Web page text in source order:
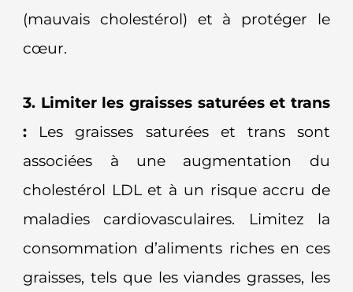
(mauvais cholestérol) et à protéger le
cœur.
3. Limiter les graisses saturées et trans
: Les graisses saturées et trans sont
associées à une augmentation du
cholestérol LDL et à un risque accru de
maladies cardiovasculaires. Limitez la
consommation d’aliments riches en ces
graisses, tels que les viandes grasses, les